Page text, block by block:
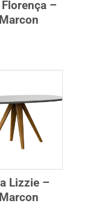
Florença –
Lizzie –